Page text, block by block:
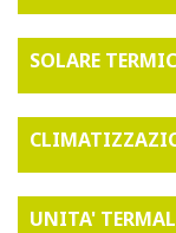
SOLARE
UNITA'